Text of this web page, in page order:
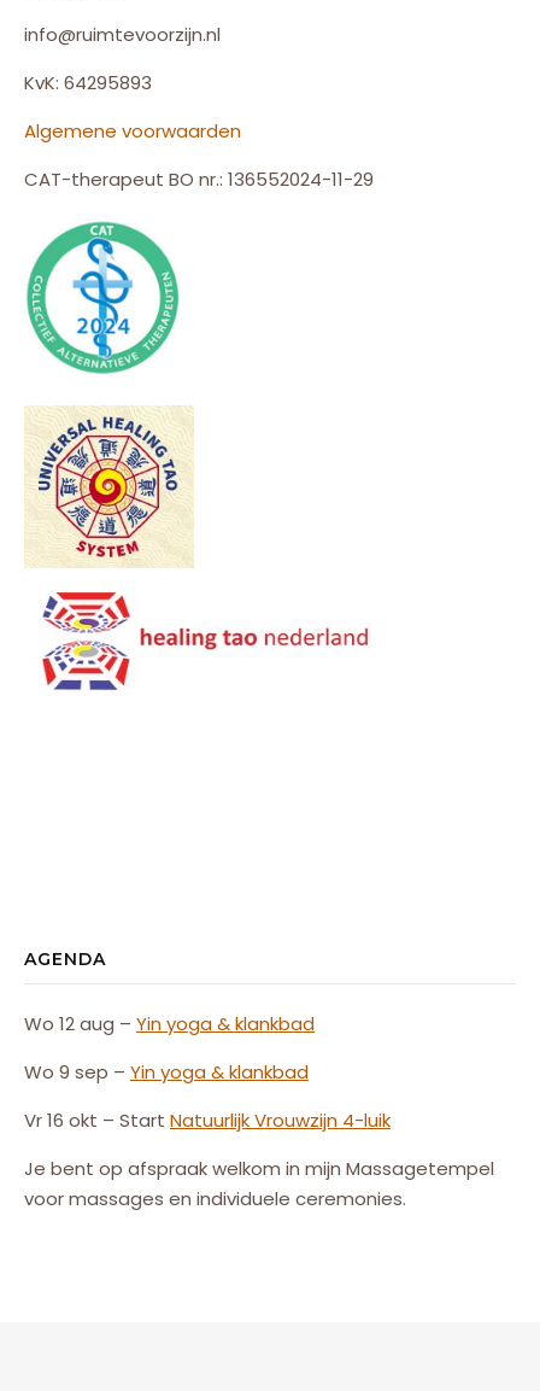
info@ruimtevoorzijn.nl
KvK: 64295893
Algemene voorwaarden
CAT-therapeut BO nr.: 136552024-11-29
AGENDA
Wo 12 aug – Yin yoga & klankbad
Wo 9 sep – Yin yoga & klankbad
Vr 16 okt – Start NatuurlijkVrouwzijn 4-luik
Je bent op afspraak welkom in mijn Massagetempel
voor massages en individuele ceremonies.